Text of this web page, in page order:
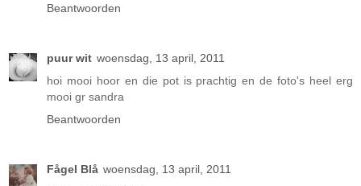
Beantwoorden
puur wit woensdag, 13 april, 2011
hoi mooi hoor en die pot is prachtig en de foto's heel erg
mooi gr sandra
Beantwoorden
Fågel Blå woensdag, 13 april, 2011